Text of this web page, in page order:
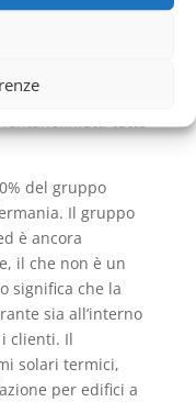
le
lunga e
tutto
del gruppo
Il gruppo
è ancora
il che non è un
significa che la
sia all’interno
clienti. Il
solari termici,
per edifici a